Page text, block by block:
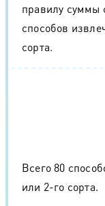
правилу суммы
способов
сорта.
Всего 80
или 2-го сорта.